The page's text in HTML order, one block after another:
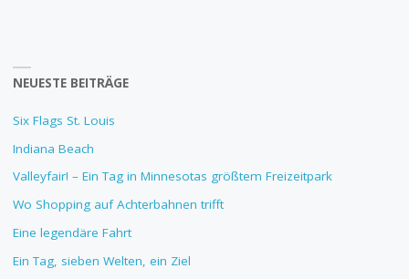
NEUESTE BEITRÄGE
Six Flags St. Louis
Indiana Beach
Valleyfair! – Ein Tag in Minnesotas größtem Freizeitpark
Wo Shopping auf Achterbahnen trifft
Eine legendäre Fahrt
Ein Tag, sieben Welten, ein Ziel